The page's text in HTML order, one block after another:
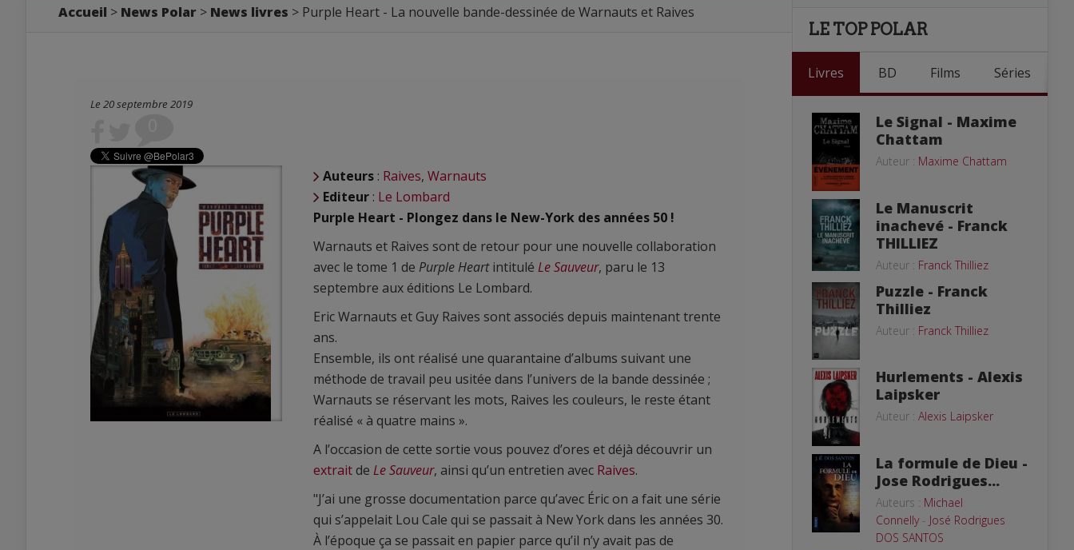
Accueil > News Polar > News livres > Purple Heart - La nouvelle bande-dessinée de Warnauts et Raives
Le 20 septembre 2019
Auteurs : Raives, Warnauts
Editeur : Le Lombard
Purple Heart - Plongez dans le New-York des années 50 !
Warnauts et Raives sont de retour pour une nouvelle collaboration
avec le tome 1 de Purple Heartintitulé Le Sauveur, paru le 13
septembre aux éditions Le Lombard.
Eric Warnauts et Guy Raives sont associés depuis maintenant trente
ans.
Ensemble, ils ont réalisé une quarantaine d’albums suivant une
méthode de travail peu usitée dans l’univers de la bande dessinée ;
Warnauts se réservant les mots, Raives les couleurs, le reste étant
réalisé « à quatre mains ».
A l’occasion de cette sortie vous pouvez d’ores et déjà découvrir un
extraitde Le Sauveur, ainsi qu’un entretien avec Raives.
"J’ai une grosse documentation parce qu’avec Éric on a fait une série
qui s’appelait Lou Cale qui se passait à New York dans les années 30.
À l’époque ça se passait en papier parce qu’il n’y avait pas de
LE TOP POLAR
Livres BD Films Séries
Le Signal - Maxime
Chattam
Auteur : Maxime Chattam
Le Manuscrit
inachevé - Franck
THILLIEZ
Auteur : Franck Thilliez
Puzzle - Franck
Thilliez
Auteur : Franck Thilliez
Hurlements - Alexis
Laipsker
Auteur : Alexis Laipsker
La formule de Dieu -
Jose Rodrigues...
Auteurs : Michael
Connelly- José Rodrigues
DOS SANTOS